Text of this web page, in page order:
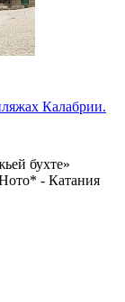
Калабрии.
бухте»
- Катания